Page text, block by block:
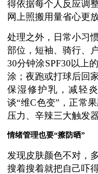
得依据每个人反应调
网上照搬用量省心更放
处理之外，日常小习
部位，短袖、骑行、
30分钟涂SPF30以上
涂；夜跑或打球后回
保湿修护乳，减轻
谈“维C色变”，正常
压力、辛辣三大触发器
情绪管理也要“擦防晒”
发现皮肤颜色不对，
搜着搜着就把自己吓